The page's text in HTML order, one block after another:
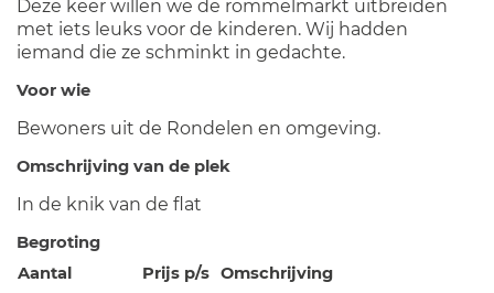
Deze keer willen we de rommelmarkt uitbreiden
met iets leuks voor de kinderen. Wij hadden
iemand die ze schminkt in gedachte.
Voor wie
Bewoners uit de Rondelen en omgeving.
Omschrijving van de plek
In de knik van de flat
Begroting
Aantal
Prijs p/s Omschrijving